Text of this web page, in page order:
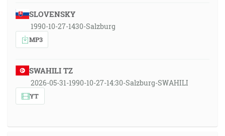
SLOVENSKY
1990-10-27-1430-Salzburg
MP3
SWAHILI TZ
2026-05-31-1990-10-27-14:30-Salzburg-SWAHILI
YT